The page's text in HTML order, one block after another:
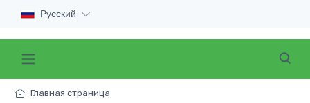
Русский
Главная страница